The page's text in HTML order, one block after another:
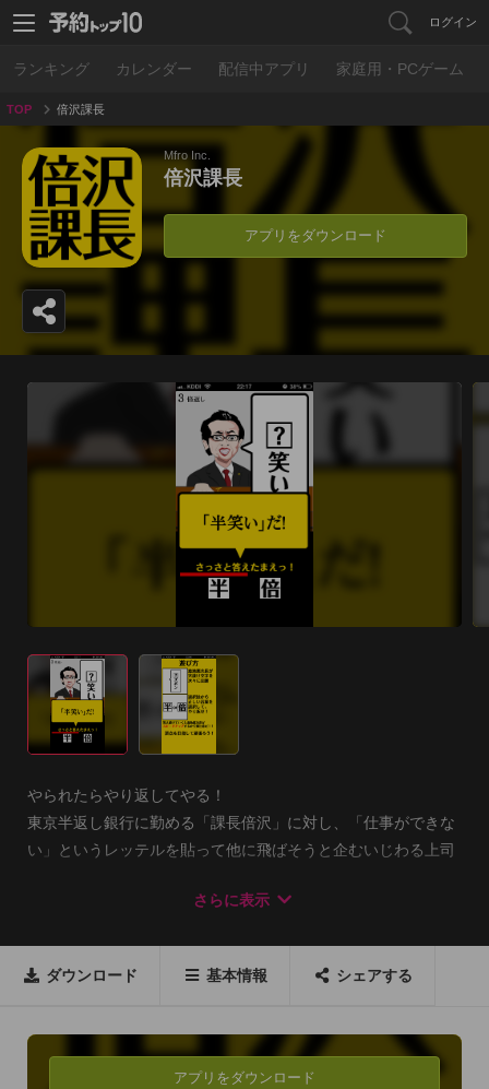
ログイン
ランキング カレンダー 配信中アプリ 家庭用・PCゲーム
TOP 倍沢課長
Mfro Inc.
倍沢課長
アプリをダウンロード
やられたらやり返してやる！
東京半返し銀行に勤める「課長倍沢」に対し、「仕事ができな
い」というレッテルを貼って他に飛ばそうと企むいじわる上司
上司が、穴ぬけの問題を出してきます。
その問題に対して正しい言葉になるように選択肢を選んでくだ
さらに表示
ダウンロード 基本情報 シェアする
アプリをダウンロード